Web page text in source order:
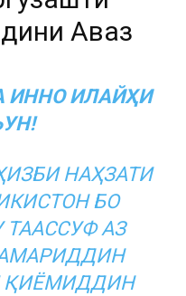
Аваз
ИННО ИЛАЙҲИ
НАҲЗАТИ
БО
ТААССУФ АЗ
ҚИЁМИДДИН